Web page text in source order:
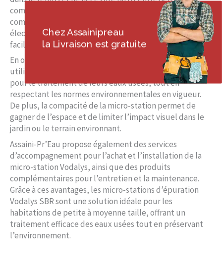
compliqués. De plus, la micro-station Vodalys est
compacte, mono-cuve et ne contient aucun appareil
électrique à l’intérieur, ce qui la rend très pratique et
facile à installer.
En optant pour une micro-station Vodalys, les
utilisateurs peuvent bénéficier d’une solution efficace
pour le traitement de leurs eaux usées, tout en
respectant les normes environnementales en vigueur.
De plus, la compacité de la micro-station permet de
gagner de l’espace et de limiter l’impact visuel dans le
jardin ou le terrain environnant.
Assaini-Pr’Eau propose également des services
d’accompagnement pour l’achat et l’installation de la
micro-station Vodalys, ainsi que des produits
complémentaires pour l’entretien et la maintenance.
Grâce à ces avantages, les micro-stations d’épuration
Vodalys SBR sont une solution idéale pour les
habitations de petite à moyenne taille, offrant un
traitement efficace des eaux usées tout en préservant
l’environnement.
Chez Assainipreau
la Livraison est gratuite